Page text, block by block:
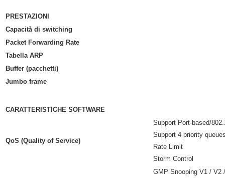
PRESTAZIONI
Capacità di switching
Packet Forwarding Rate
Tabella ARP
Buffer (pacchetti)
Jumbo frame
CARATTERISTICHE SOFTWARE
QoS (Quality of Service)
Support Port-based/
Support 4 priority
Rate Limit
Storm Control
GMP Snooping V1 / V2